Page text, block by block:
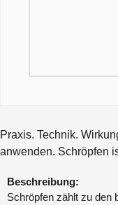
Praxis. Technik.
anwenden. Schröpfen
Beschreibung:
Schröpfen zählt zu den